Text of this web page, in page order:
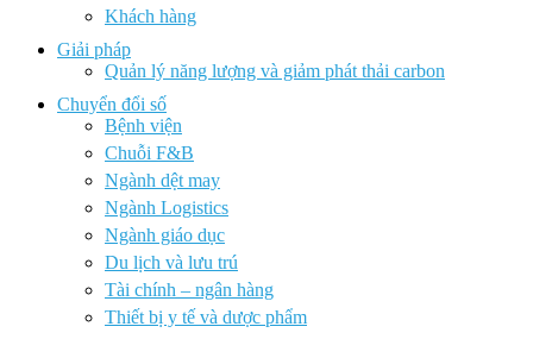
Khách hàng
Giải pháp
Quản lý năng lượng và giảm phát thải carbon
Chuyển đổi số
Bệnh viện
Chuỗi F&B
Ngành dệt may
Ngành Logistics
Ngành giáo dục
Du lịch và lưu trú
Tài chính – ngân hàng
Thiết bị y tế và dược phẩm